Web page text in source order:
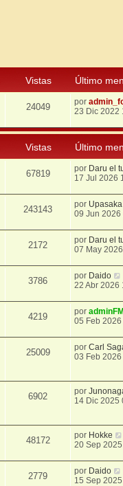
Vistas
Último
24049 por
23 Dic 2022
Vistas
Último
67819 por Daru el
17 Jul 2026
243143 por Upasaka
09 Jun 2026
2172 por Daru el
07 May
3786 por Daido
22 Abr 2026
4219 poradminFM
05 Feb
25009 porCarl
03 Feb 2026
6902 por
14 Dic 2025
48172 por Hokke
20 Sep
2779 por Daido
15 Sep